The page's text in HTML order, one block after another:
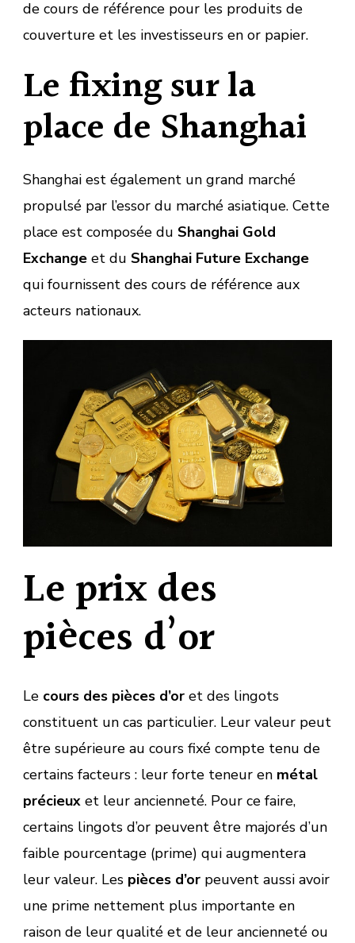
de cours de référence pour les produits de
couverture et les investisseurs en or papier.
Le fixing sur la
place de Shanghai
Shanghai est également un grand marché
propulsé par l’essor du marché asiatique. Cette
place est composée du Shanghai Gold
Exchange et du Shanghai Future Exchange
qui fournissent des cours de référence aux
acteurs nationaux.
Le prix des
pièces d’or
Le cours des pièces d’or et des lingots
constituent un cas particulier. Leur valeur peut
être supérieure au cours fixé compte tenu de
certains facteurs : leur forte teneur en métal
précieux et leur ancienneté. Pour ce faire,
certains lingots d’or peuvent être majorés d’un
faible pourcentage (prime) qui augmentera
leur valeur. Les pièces d’or peuvent aussi avoir
une prime nettement plus importante en
raison de leur qualité et de leur ancienneté ou